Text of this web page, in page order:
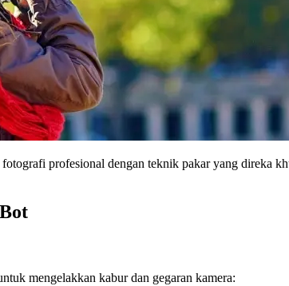
profesional dengan teknik pakar yang direka
mengelakkan kabur dan gegaran kamera: